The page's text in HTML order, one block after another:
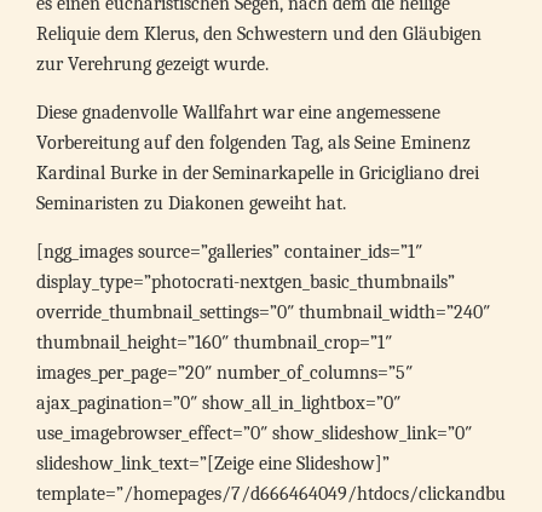
Reliquie dem Klerus, den Schwestern und den Gläubigen
zur Verehrung gezeigt wurde.
Diese gnadenvolle Wallfahrt war eine angemessene
Vorbereitung auf den folgenden Tag, als Seine Eminenz
Kardinal Burke in der Seminarkapelle in Gricigliano drei
Seminaristen zu Diakonen geweiht hat.
[ngg_images source=”galleries” container_ids=”1″
display_type=”photocrati-nextgen_basic_thumbnails”
override_thumbnail_settings=”0″ thumbnail_width=”240″
thumbnail_height=”160″ thumbnail_crop=”1″
images_per_page=”20″ number_of_columns=”5″
ajax_pagination=”0″ show_all_in_lightbox=”0″
use_imagebrowser_effect=”0″ show_slideshow_link=”0″
slideshow_link_text=”[Zeige eine Slideshow]”
template=”/homepages/7/d666464049/htdocs/clickandbu